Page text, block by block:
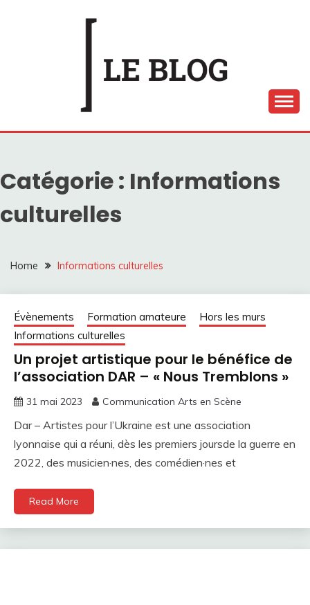
LE BLOG ARTS EN
SCÈNE
Catégorie : Informations
culturelles
Home Informations culturelles
Évènements Formation amateure
Hors les murs
Informations culturelles
Un projet artistique pour le bénéfice de
l’association DAR – « Nous Tremblons »
31 mai 2023 Communication Arts en Scène
Dar – Artistes pour l’Ukraine est une association
lyonnaise qui a réuni, dès les premiers joursde la guerre en
2022, des musicien·nes, des comédien·nes et
Read More